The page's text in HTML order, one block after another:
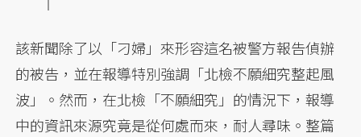
該新聞除了以「刁婦」來形容這名被警方報告偵辦
的被告，並在報導特別強調「北檢不願細究整起風
波」。然而，在北檢「不願細究」的情況下，報導
中的資訊來源究竟是從何處而來，耐人尋味。整篇